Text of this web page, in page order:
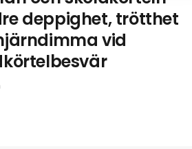
deppighet, trötthet
vid